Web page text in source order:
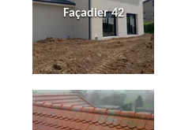
Façadier 42